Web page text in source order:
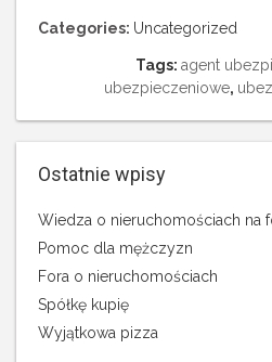
Categories: Uncategorized
Tags: agent
ubezpieczeniowe,
Ostatnie wpisy
Wiedza o nieruchomościach na
Pomoc dla mężczyzn
Fora o nieruchomościach
Spółkę kupię
Wyjątkowa pizza